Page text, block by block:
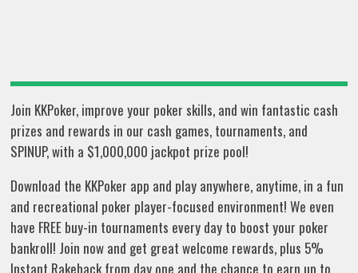
Join KKPoker, improve your poker skills, and win fantastic cash
prizes and rewards in our cash games, tournaments, and
SPINUP, with a $1,000,000 jackpot prize pool!
Download the KKPoker app and play anywhere, anytime, in a fun
and recreational poker player-focused environment! We even
have FREE buy-in tournaments every day to boost your poker
bankroll! Join now and get great welcome rewards, plus 5%
Instant Rakeback from day one and the chance to earn up to